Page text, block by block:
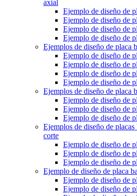
axial
Ejemplo de diseño de
Ejemplo de diseño de
Ejemplo de diseño de
Ejemplo de diseño de
Ejemplos de diseño de placa
Ejemplo de diseño de
Ejemplo de diseño de
Ejemplo de diseño de
Ejemplo de diseño de
Ejemplos de diseño de placa
Ejemplo de diseño de
Ejemplo de diseño de
Ejemplo de diseño de
Ejemplos de diseño de
corte
Ejemplo de diseño de
Ejemplo de diseño de
Ejemplo de diseño de
Ejemplo de diseño de placa
Ejemplo de diseño de
Ejemplo de diseño de